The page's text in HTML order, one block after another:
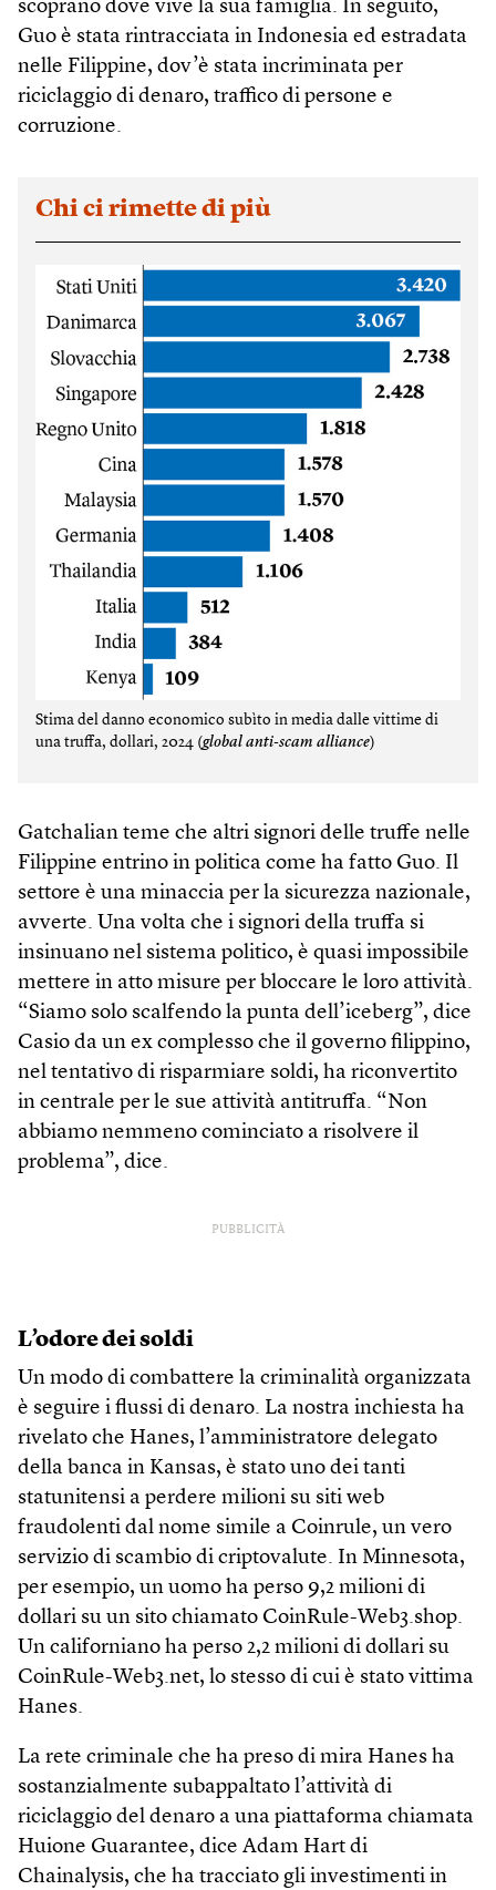
scoprano dove vive la sua famiglia. In seguito,
Guo è stata rintracciata in Indonesia ed estradata
nelle Filippine, dov’è stata incriminata per
riciclaggio di denaro, traffico di persone e
corruzione.
Chi ci rimette di più
Stima del danno economico subìto in media dalle vittime di
una truffa, dollari, 2024 (global anti-scam alliance)
Gatchalian teme che altri signori delle truffe nelle
Filippine entrino in politica come ha fatto Guo. Il
settore è una minaccia per la sicurezza nazionale,
avverte. Una volta che i signori della truffa si
insinuano nel sistema politico, è quasi impossibile
mettere in atto misure per bloccare le loro attività.
“Siamo solo scalfendo la punta dell’iceberg”, dice
Casio da un ex complesso che il governo filippino,
nel tentativo di risparmiare soldi, ha riconvertito
in centrale per le sue attività antitruffa. “Non
abbiamo nemmeno cominciato a risolvere il
problema”, dice.
PUBBLICITÀ
L’odore dei soldi
Un modo di combattere la criminalità organizzata
è seguire i flussi di denaro. La nostra inchiesta ha
rivelato che Hanes, l’amministratore delegato
della banca in Kansas, è stato uno dei tanti
statunitensi a perdere milioni su siti web
fraudolenti dal nome simile a Coinrule, un vero
servizio di scambio di criptovalute. In Minnesota,
per esempio, un uomo ha perso 9,2 milioni di
dollari su un sito chiamato CoinRule-Web3.shop.
Un californiano ha perso 2,2 milioni di dollari su
CoinRule-Web3.net, lo stesso di cui è stato vittima
Hanes.
La rete criminale che ha preso di mira Hanes ha
sostanzialmente subappaltato l’attività di
riciclaggio del denaro a una piattaforma chiamata
Huione Guarantee, dice Adam Hart di
Chainalysis, che ha tracciato gli investimenti in